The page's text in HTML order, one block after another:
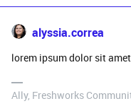
alyssia.correa
lorem ipsum dolor sit
Ally, Freshworks